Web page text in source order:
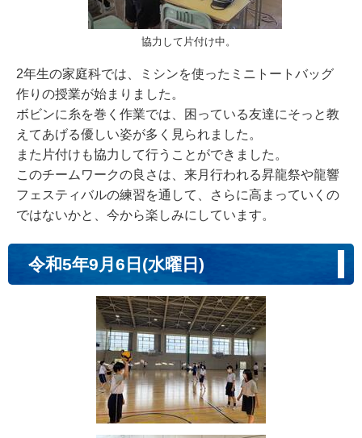
協力して片付け中。
2年生の家庭科では、ミシンを使ったミニトートバッグ
作りの授業が始まりました。
ボビンに糸を巻く作業では、困っている友達にそっと教
えてあげる優しい姿が多く見られました。
また片付けも協力して行うことができました。
このチームワークの良さは、来月行われる昇龍祭や龍響
フェスティバルの練習を通して、さらに高まっていくの
ではないかと、今から楽しみにしています。
令和5年9月6日(水曜日)